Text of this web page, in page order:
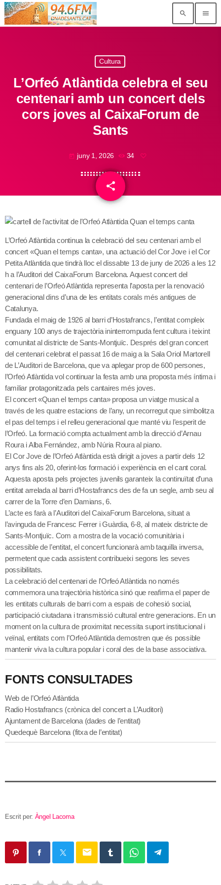
search menu
Cultura
L’Orfeó Atlàntida celebra el seu
centenari amb un concert dels
cors joves al CaixaForum de
Sants
today juny 1, 2026 34
share
email
L’Orfeó Atlàntida continua la celebració del seu centenari amb el
concert «Quan el temps canta», una actuació del Cor Jove i el Cor
Petita Atlàntida que tindrà lloc el dissabte 13 de juny de 2026 a les 12
h a l’Auditori del CaixaForum Barcelona. Aquest concert del
centenari de l’Orfeó Atlàntida representa l’aposta per la renovació
generacional dins d’una de les entitats corals més antigues de
Catalunya.
Fundada el maig de 1926 al barri d’Hostafrancs, l’entitat compleix
enguany 100 anys de trajectòria ininterrompuda fent cultura i teixint
comunitat al districte de Sants-Montjuïc. Després del gran concert
del centenari celebrat el passat 16 de maig a la Sala Oriol Martorell
de L’Auditori de Barcelona, que va aplegar prop de 600 persones,
l’Orfeó Atlàntida vol continuar la festa amb una proposta més íntima i
familiar protagonitzada pels cantaires més joves.
El concert «Quan el temps canta» proposa un viatge musical a
través de les quatre estacions de l’any, un recorregut que simbolitza
el pas del temps i el relleu generacional que manté viu l’esperit de
l’Orfeó. La formació compta actualment amb la direcció d’Arnau
Roura i Alba Fernández, amb Núria Roura al piano.
El Cor Jove de l’Orfeó Atlàntida està dirigit a joves a partir dels 12
anys fins als 20, oferint-los formació i experiència en el cant coral.
Aquesta aposta pels projectes juvenils garanteix la continuïtat d’una
entitat arrelada al barri d’Hostafrancs des de fa un segle, amb seu al
carrer de la Torre d’en Damians, 6.
L’acte es farà a l’Auditori del CaixaForum Barcelona, situat a
l’avinguda de Francesc Ferrer i Guàrdia, 6-8, al mateix districte de
Sants-Montjuïc. Com a mostra de la vocació comunitària i
accessible de l’entitat, el concert funcionarà amb taquilla inversa,
permetent que cada assistent contribueixi segons les seves
possibilitats.
La celebració del centenari de l’Orfeó Atlàntida no només
commemora una trajectòria històrica sinó que reafirma el paper de
les entitats culturals de barri com a espais de cohesió social,
participació ciutadana i transmissió cultural entre generacions. En un
moment on la cultura de proximitat necessita suport institucional i
veïnal, entitats com l’Orfeó Atlàntida demostren que és possible
mantenir viva la cultura popular i coral des de la base associativa.
FONTS CONSULTADES
Web de l’Orfeó Atlàntida
Radio Hostafrancs (crònica del concert a L’Auditori)
Ajuntament de Barcelona (dades de l’entitat)
Quedequè Barcelona (fitxa de l’entitat)
Escrit per: Àngel Lacoma
email